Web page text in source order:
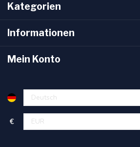
Kategorien
Informationen
Mein Konto
€